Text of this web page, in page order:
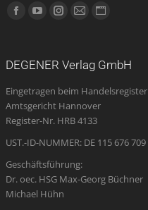
Finden Sie uns auf:
Facebook
new
window
YouTube
new
window
Instagram
new
window
E-
opens
in
new
Website
new
DEGENER Verlag GmbH
Eingetragen beim Handelsregister
Amtsgericht Hannover
Register-Nr. HRB 4133
UST.-ID-NUMMER: DE 115 676 709
Geschäftsführung:
Dr. oec. HSG Max-Georg Büchner
Michael Hühn